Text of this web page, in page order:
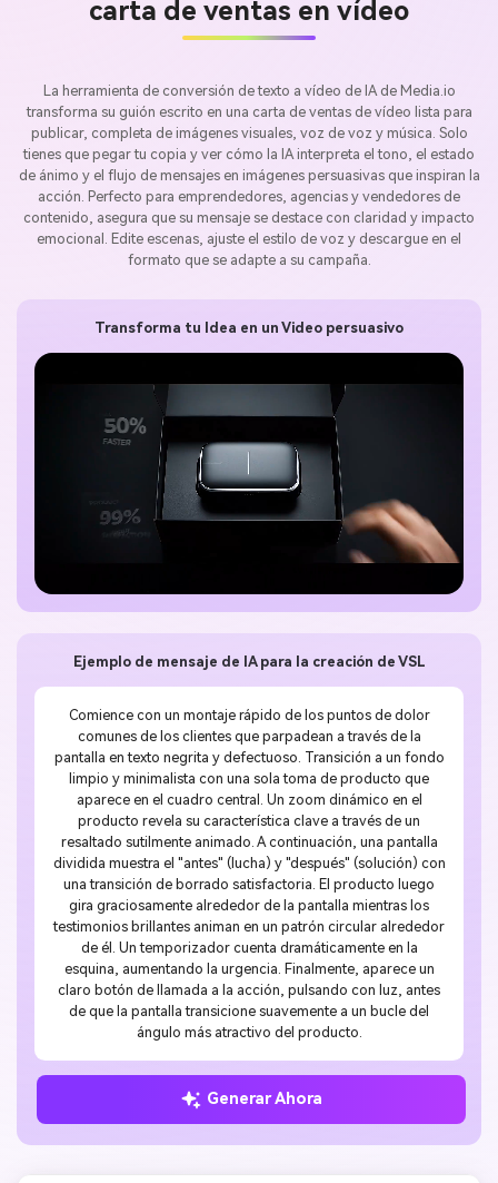
carta de ventas en vídeo
La herramienta de conversión de texto a vídeo de IA de Media.io
transforma su guión escrito en una carta de ventas de vídeo lista para
publicar, completa de imágenes visuales, voz de voz y música. Solo
tienes que pegar tu copia y ver cómo la IA interpreta el tono, el estado
de ánimo y el flujo de mensajes en imágenes persuasivas que inspiran la
acción. Perfecto para emprendedores, agencias y vendedores de
contenido, asegura que su mensaje se destace con claridad y impacto
emocional. Edite escenas, ajuste el estilo de voz y descargue en el
formato que se adapte a su campaña.
Ejemplo de mensaje de IA para la creación de VSL
Comience con un montaje rápido de los puntos de dolor
comunes de los clientes que parpadean a través de la
pantalla en texto negrita y defectuoso. Transición a un fondo
limpio y minimalista con una sola toma de producto que
aparece en el cuadro central. Un zoom dinámico en el
producto revela su característica clave a través de un
resaltado sutilmente animado. A continuación, una pantalla
dividida muestra el "antes" (lucha) y "después" (solución) con
una transición de borrado satisfactoria. El producto luego
gira graciosamente alrededor de la pantalla mientras los
testimonios brillantes animan en un patrón circular alrededor
de él. Un temporizador cuenta dramáticamente en la
esquina, aumentando la urgencia. Finalmente, aparece un
claro botón de llamada a la acción, pulsando con luz, antes
de que la pantalla transicione suavemente a un bucle del
ángulo más atractivo del producto.
Generar Ahora
Transforma tu Idea en un Video persuasivo